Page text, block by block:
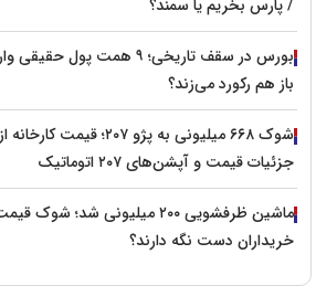
/ پارس بخریم یا سمند؟
بورس در سقف تاریخی؛ ۹ همت
باز هم رکورد می‌زند؟
جزئیات قیمت و آپشن‌های ۲۰۷ اتوماتیک
ماشین ظرفشویی ۲۰۰ میلیونی شد؛
خریداران دست نگه دارند؟